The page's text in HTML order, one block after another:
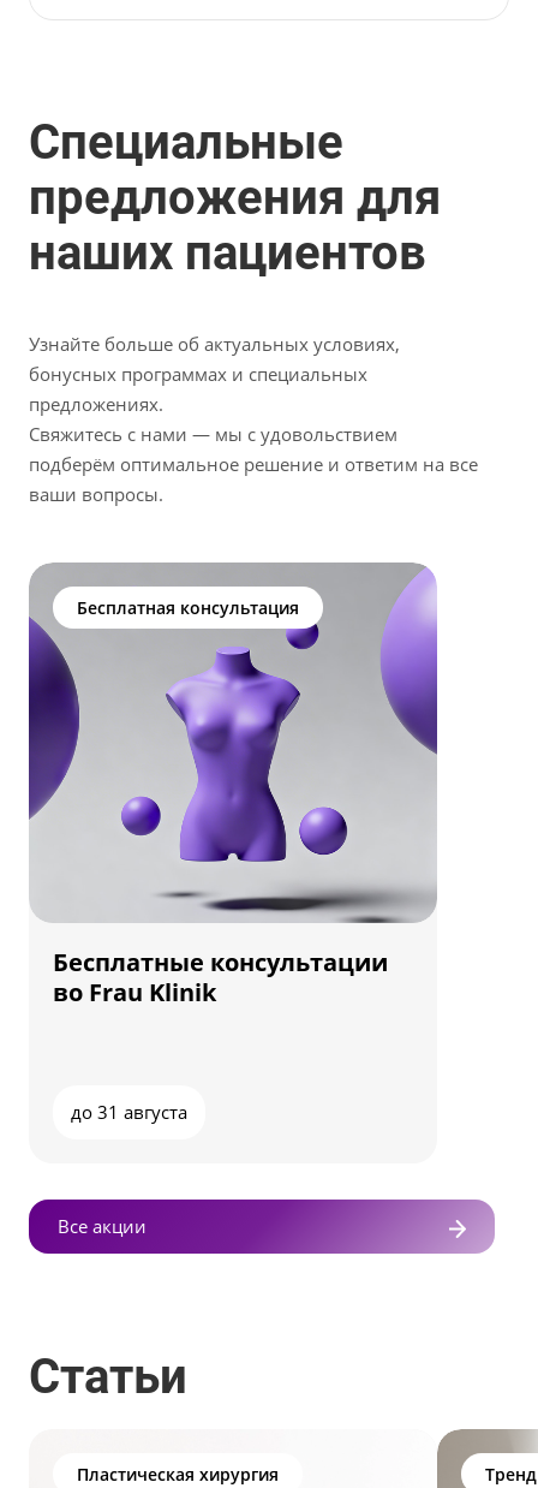
Специальные
предложения для
наших пациентов
Узнайте больше об актуальных условиях,
бонусных программах и специальных
предложениях.
Свяжитесь с нами — мы с удовольствием
подберём оптимальное решение и ответим на все
ваши вопросы.
Бесплатная консультация
Бесплатные консультации
во Frau Klinik
до 31 августа
Все акции
Статьи
Пластическая хирургия